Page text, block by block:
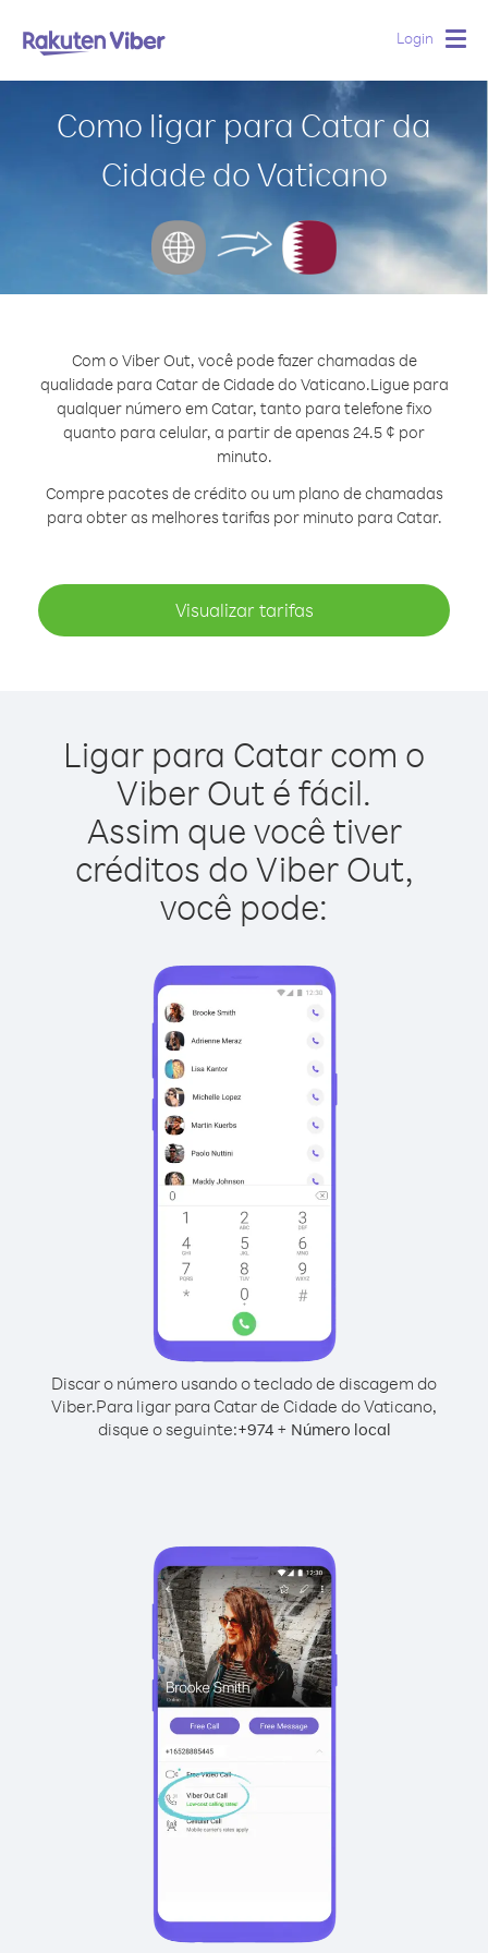
Login
Como ligar para Catar da
Cidade do Vaticano
Com o Viber Out, você pode fazer chamadas de
qualidade para Catar de Cidade do Vaticano.Ligue para
qualquer número em Catar, tanto para telefone fixo
quanto para celular, a partir de apenas 24.5 ¢ por
minuto.
Compre pacotes de crédito ou um plano de chamadas
para obter as melhores tarifas por minuto para Catar.
Visualizar tarifas
Ligar para Catar com o
Viber Out é fácil.
Assim que você tiver
créditos do Viber Out,
você pode:
Discar o número usando o teclado de discagem do
Viber.Para ligar para Catar de Cidade do Vaticano,
disque o seguinte:+974+ Número local